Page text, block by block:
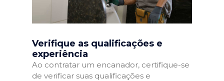
Verifique as qualificações e
experiência
Ao contratar um encanador, certifique-se
de verificar suas qualificações e